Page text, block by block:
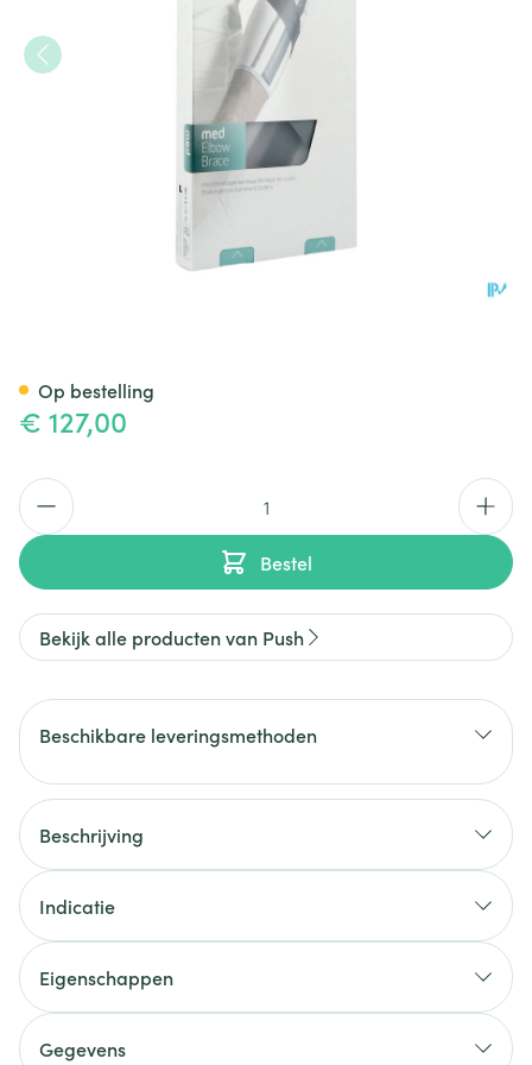
€ 127,00
Aantal
Bestel
Op bestelling
Bekijk alle producten van Push
Beschikbare leveringsmethoden
Beschrijving
Indicatie
Eigenschappen
Gegevens